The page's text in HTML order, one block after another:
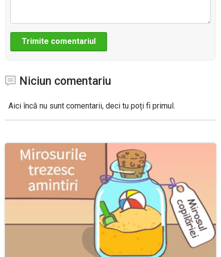
Niciun comentariu
Aici încă nu sunt comentarii, deci tu poți fi primul.